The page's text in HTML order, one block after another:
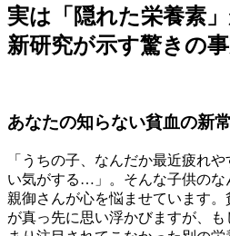
実は「隠れた栄養素
新研究が示す驚き
あなたの知らない貧血の新
「うちの子、なんだか最近疲れ
い気がする…」。そんな子供のな
親御さんが心を悩ませています。
が真っ先に思い浮かびますが、